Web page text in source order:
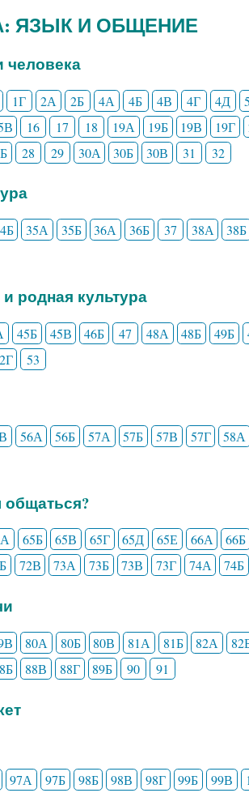
ЯЗЫК И ОБЩЕНИЕ
человека
1Г 2А 2Б 4А 4Б 4В 4Г 4Д
16 17 18 19А 19Б 19В 19Г
28 29 30А 30Б 30В 31 32
35А 35Б 36А 36Б 37 38А 38Б
родная культура
45Б 45В 46Б 47 48А 48Б 49Б
53
56А 56Б 57А 57Б 57В 57Г 58А
65Б 65В 65Г 65Д 65Е 66А 66Б
72В 73А 73Б 73В 73Г 74А 74Б
80А 80Б 80В 81А 81Б 82А
88В 88Г 89Б 90 91
97А 97Б 98Б 98В 98Г 99Б 99В